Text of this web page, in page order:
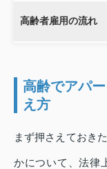
高齢者雇用の流れ
高齢でアパ
え方
まず押さえておき
かについて、法律